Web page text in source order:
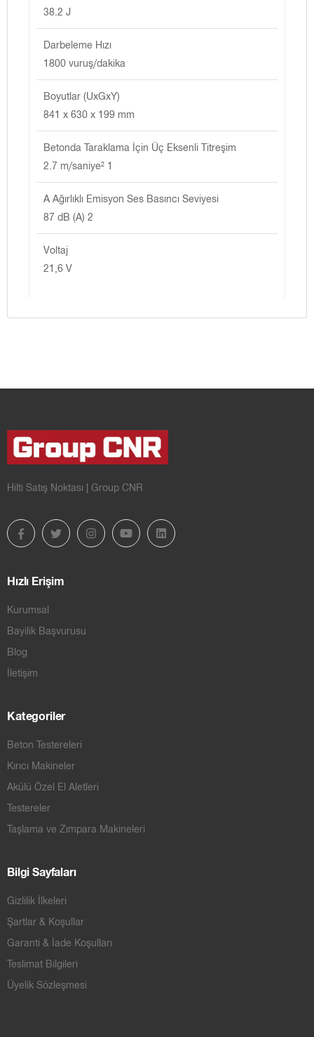
38.2 J
Darbeleme Hızı
1800 vuruş/dakika
Boyutlar (UxGxY)
841 x 630 x 199 mm
Betonda Taraklama İçin Üç Eksenli Titreşim
2.7 m/saniye² 1
A Ağırlıklı Emisyon Ses Basıncı Seviyesi
87 dB (A) 2
Voltaj
21,6 V
Hilti Satış Noktası | Group CNR
Hızlı Erişim
Kurumsal
Bayilik Başvurusu
Blog
İletişim
Kategoriler
Beton Testereleri
Kırıcı Makineler
Akülü Özel El Aletleri
Testereler
Taşlama ve Zımpara Makineleri
Bilgi Sayfaları
Gizlilik İlkeleri
Şartlar & Koşullar
Garanti & İade Koşulları
Teslimat Bilgileri
Üyelik Sözleşmesi